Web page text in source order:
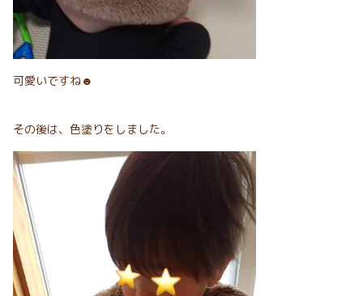
可愛いですね☻
その後は、色塗りをしました。